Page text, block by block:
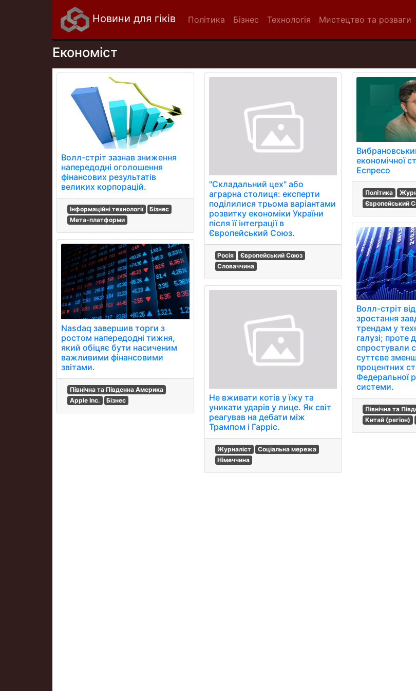
Новини для гіків Політика Бізнес Технологія Мистецтво та розваги
Економіст
Волл-стріт зазнав зниження
напередодні оголошення
фінансових результатів
великих корпорацій.
Інформаційні технології
Бізнес
Мета-платформи
Nasdaq завершив торги з
ростом напередодні тижня,
який обіцяє бути насиченим
важливими фінансовими
звітами.
Північна та Південна Америка
Apple Inc.
Бізнес
"Складальний цех" або
аграрна столиця: експерти
поділилися трьома варіантами
розвитку економіки України
після її інтеграції в
Європейський Союз.
Росія
Європейський Союз
Словаччина
Не вживати котів у їжу та
уникати ударів у лице. Як світ
реагував на дебати між
Трампом і Гарріс.
Журналіст
Соціальна мережа
Німеччина
економічної
Еспресо
Політика
Європейський
Волл-стріт
зростання
трендам у
галузі; проте
спростували
суттєве
процентних
Федеральної
системи.
Північна та
Китай (регіон)